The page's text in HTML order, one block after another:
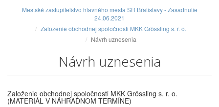
Mestské zastupiteľstvo hlavného mesta SR Bratislavy - Zasadnutie
24.06.2021
Založenie obchodnej spoločnosti MKK Grössling s. r. o.
Návrh uznesenia
Návrh uznesenia
Založenie obchodnej spoločnosti MKK Grössling s. r. o.
(MATERIÁL V NÁHRADNOM TERMÍNE)